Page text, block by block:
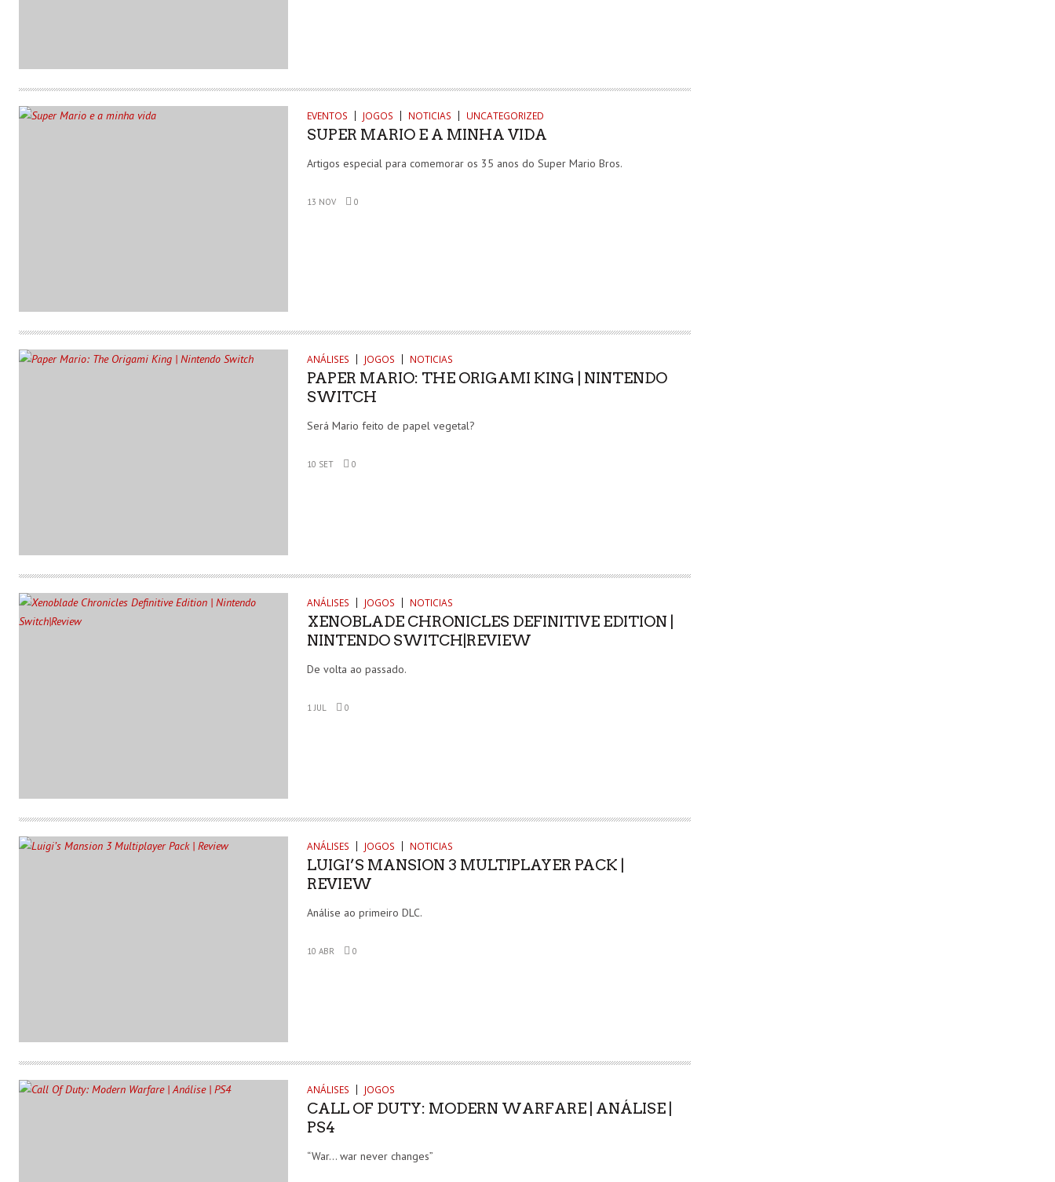
EVENTOS JOGOS NOTICIAS UNCATEGORIZED
SUPER MARIO E A MINHA VIDA
Artigos especial para comemorar os 35 anos do Super Mario Bros.
13 NOV 0
ANÁLISES JOGOS NOTICIAS
PAPER MARIO: THE ORIGAMI KING | NINTENDO
SWITCH
Será Mario feito de papel vegetal?
10 SET 0
ANÁLISES JOGOS NOTICIAS
XENOBLADE CHRONICLES DEFINITIVE EDITION |
NINTENDO SWITCH|REVIEW
De volta ao passado.
1 JUL 0
ANÁLISES JOGOS NOTICIAS
LUIGI’S MANSION 3 MULTIPLAYER PACK |
REVIEW
Análise ao primeiro DLC.
10 ABR 0
ANÁLISES JOGOS
CALL OF DUTY: MODERN WARFARE | ANÁLISE |
PS4
“War… war never changes”